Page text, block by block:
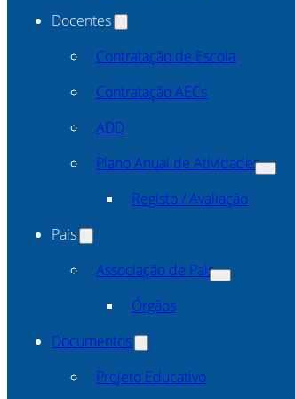
Docentes
Contratação de Escola
Contratação AECs
ADD
Plano Anual de Atividades
Registo / Avaliação
Pais
Associação de Pais
Órgãos
Documentos
Projeto Educativo